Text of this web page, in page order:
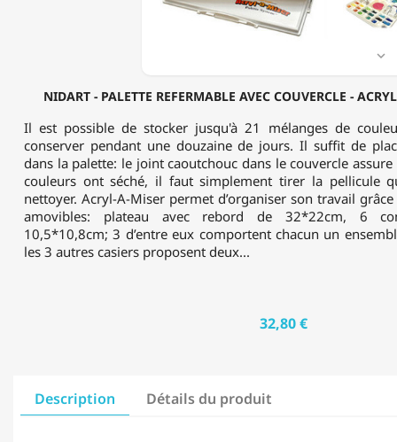
32CMNIDART - PALETTE REFERMABLE AVEC COUVERCLE -

Il est possible de stocker jusqu'à 21 mélanges de
conserver pendant une douzaine de jours. Il suffit de
dans la palette: le joint caoutchouc dans le couvercle
couleurs ont séché, il faut simplement tirer la pellicule
nettoyer. Acryl-A-Miser permet d’organiser son travail
amovibles: plateau avec rebord de 32*22cm, 6
10,5*10,8cm; 3 d’entre eux comportent chacun un
les 3 autres casiers proposent deux...
32,80 €
Description Détails du produit